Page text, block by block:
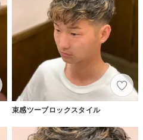
束感ツーブロックスタイル